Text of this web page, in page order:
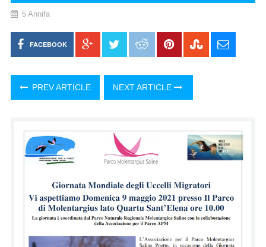
5 Annifa
FACEBOOK
PREV ARTICLE NEXT ARTICLE